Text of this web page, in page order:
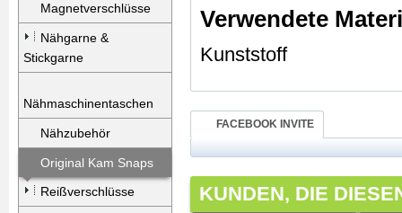
Magnetverschlüsse
Nähgarne &
Stickgarne
Nähmaschinentaschen
Nähzubehör
Original Kam Snaps
Reißverschlüsse
Verwendete
Kunststoff
FACEBOOK INVITE
KUNDEN, DIE